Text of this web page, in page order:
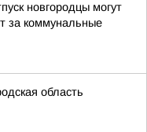
новгородцы могут
за коммунальные
область